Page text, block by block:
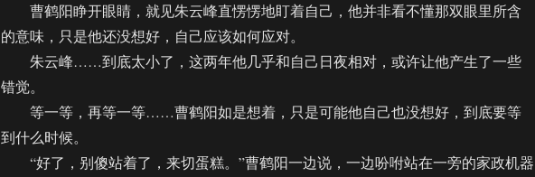
曹鹤阳睁开眼睛，就见朱云峰直愣愣地盯着自己，他并非看不懂那双眼里所含
的意味，只是他还没想好，自己应该如何应对。
朱云峰……到底太小了，这两年他几乎和自己日夜相对，或许让他产生了一些
错觉。
等一等，再等一等……曹鹤阳如是想着，只是可能他自己也没想好，到底要等
到什么时候。
“好了，别傻站着了，来切蛋糕。”曹鹤阳一边说，一边吩咐站在一旁的家政机器